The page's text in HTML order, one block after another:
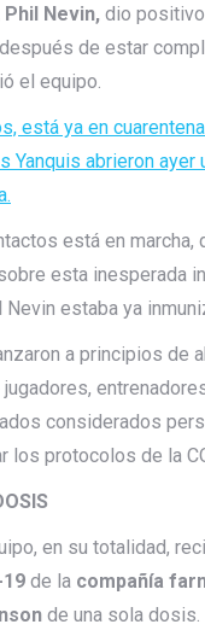
Nevin, dio
de estar
el equipo.
está ya en
Yanquis abrieron ayer
está en marcha,
esta inesperada
estaba ya
a principios de
considerados
los protocolos de la
en su totalidad,
19 de la compañía
de una sola dosis.